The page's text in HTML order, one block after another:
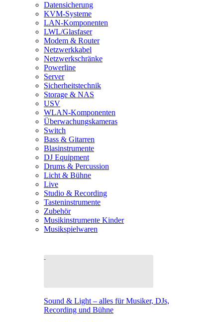
Datensicherung
KVM-Systeme
LAN-Komponenten
LWL/Glasfaser
Modem & Router
Netzwerkkabel
Netzwerkschränke
Powerline
Server
Sicherheitstechnik
Storage & NAS
USV
WLAN-Komponenten
Überwachungskameras
Switch
Bass & Gitarren
Blasinstrumente
DJ Equipment
Drums & Percussion
Licht & Bühne
Live
Studio & Recording
Tasteninstrumente
Zubehör
Musikinstrumente Kinder
Musikspielwaren
Sound & Light – alles für Musiker, DJs,
Recording und Bühne